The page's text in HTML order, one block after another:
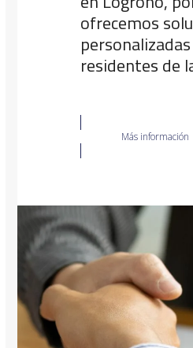
ofrecemos
residentes de
Más información